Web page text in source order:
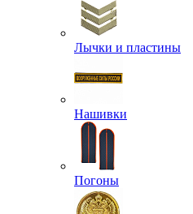
Лычки и пластины
Нашивки
Погоны